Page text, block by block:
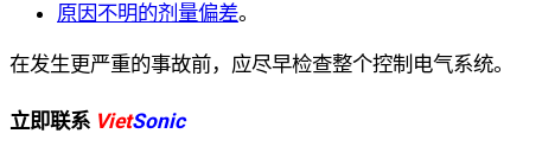
原因不明的剂量偏差。
在发生更严重的事故前，应尽早检查整个控制电气系统。
立即联系 VietSonic